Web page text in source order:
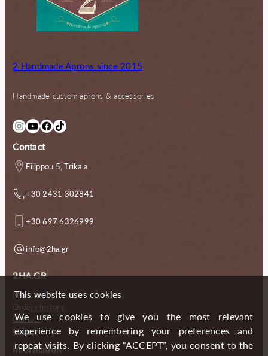
2 Handmade Aprons since 2015
Handmade custom aprons & accessories
InstagramYouTube Facebook TikTok
Contact
Filippou 5, Trikala
+30 2431 302841
+30 697 6326999
info@2ha.gr
2HA.GR
My account
Orders history
Contact
Gallery
Information
This website uses cookies
We use cookies to give you the most relevant
experience by remembering your preferences and
repeat visits. By clicking “ACCEPT”, you consent to the